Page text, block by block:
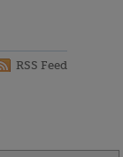
RSS Feed